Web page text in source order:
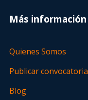
Más información
Quienes Somos
Publicar convocatoria
Blog